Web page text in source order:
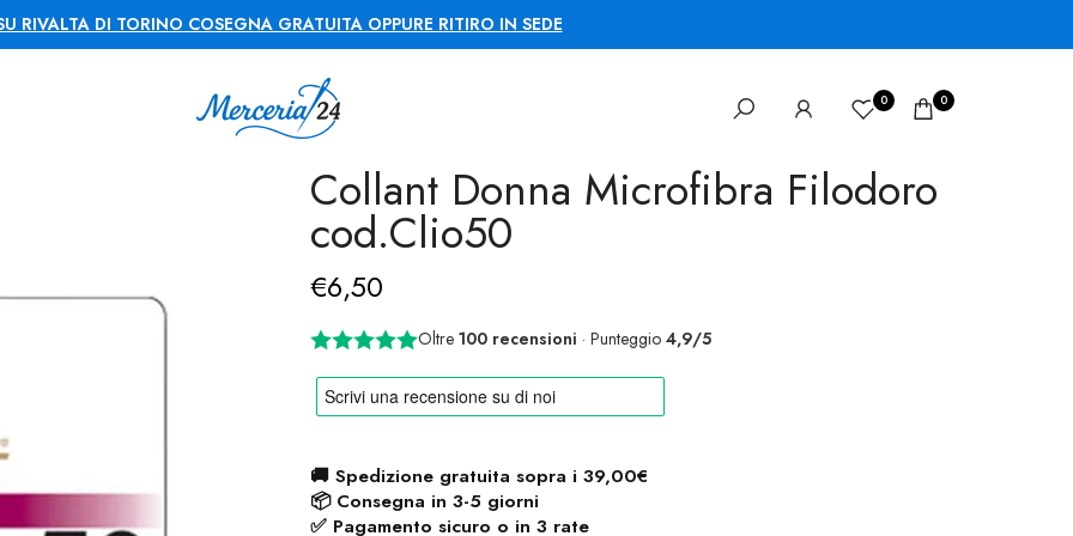
RIVALTA DI TORINO COSEGNA GRATUITA OPPURE RITIRO IN SEDE
0 0
Collant Donna Microfibra Filodoro
cod.Clio50
€6,50
Oltre 100 recensioni · Punteggio 4,9/5
🚚 Spedizione gratuita sopra i 39,00€
📦 Consegna in 3-5 giorni
✅ Pagamento sicuro o in 3 rate